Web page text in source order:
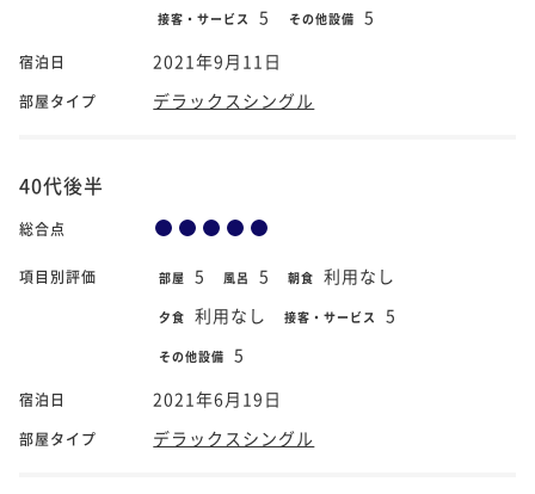
接客・サービス 5 その他設備 5
宿泊日 2021年9月11日
部屋タイプ デラックスシングル
40代後半
総合点
項目別評価 部屋 5 風呂 5 朝食 利用なし
夕食 利用なし 接客・サービス 5
その他設備 5
宿泊日 2021年6月19日
部屋タイプ デラックスシングル